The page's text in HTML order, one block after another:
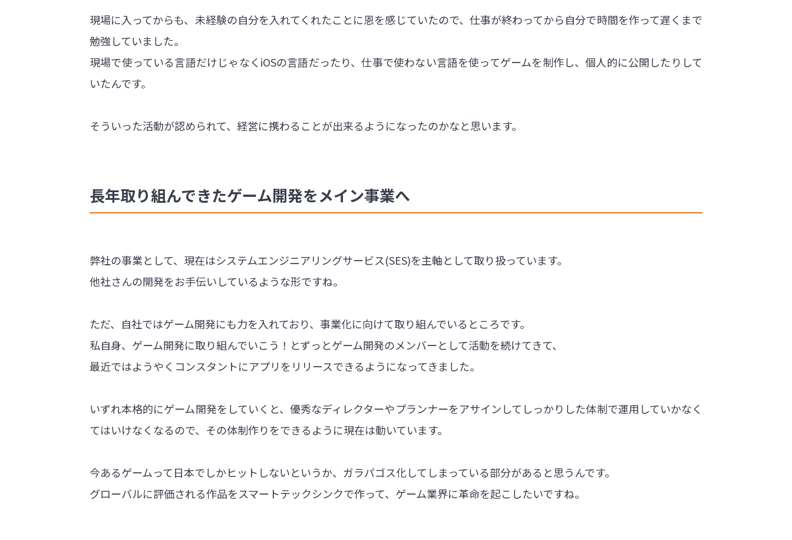
現場に入ってからも、未経験の自分を入れてくれたことに恩を感じていたので、仕事が終わってから自分で時間を作って遅くまで
勉強していました。
現場で使っている言語だけじゃなくiOSの言語だったり、仕事で使わない言語を使ってゲームを制作し、個人的に公開したりして
いたんです。
そういった活動が認められて、経営に携わることが出来るようになったのかなと思います。
長年取り組んできたゲーム開発をメイン事業へ
弊社の事業として、現在はシステムエンジニアリングサービス(SES)を主軸として取り扱っています。
他社さんの開発をお手伝いしているような形ですね。
ただ、自社ではゲーム開発にも力を入れており、事業化に向けて取り組んでいるところです。
私自身、ゲーム開発に取り組んでいこう！とずっとゲーム開発のメンバーとして活動を続けてきて、
最近ではようやくコンスタントにアプリをリリースできるようになってきました。
いずれ本格的にゲーム開発をしていくと、優秀なディレクターやプランナーをアサインしてしっかりした体制で運用していかなく
てはいけなくなるので、その体制作りをできるように現在は動いています。
今あるゲームって日本でしかヒットしないというか、ガラパゴス化してしまっている部分があると思うんです。
グローバルに評価される作品をスマートテックシンクで作って、ゲーム業界に革命を起こしたいですね。